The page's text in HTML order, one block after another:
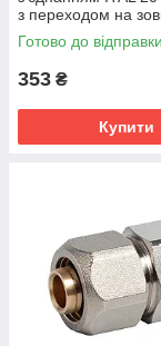
з переходом на
різьбу
Готово до
353 ₴
Купити